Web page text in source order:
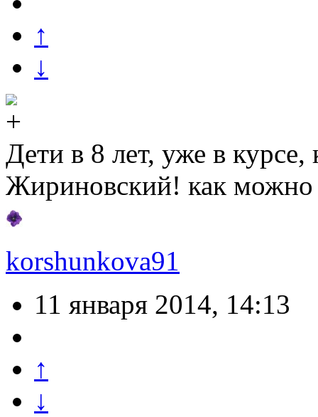
↑
↓
Дети в 8 лет, уже в курсе,
Жириновский! как можно
korshunkova91
11 января 2014, 14:13
↑
↓